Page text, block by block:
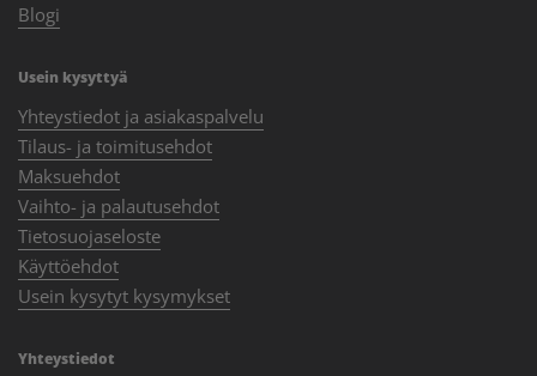
Blogi
Usein kysyttyä
Yhteystiedot ja asiakaspalvelu
Tilaus- ja toimitusehdot
Maksuehdot
Vaihto- ja palautusehdot
Tietosuojaseloste
Käyttöehdot
Usein kysytyt kysymykset
Yhteystiedot